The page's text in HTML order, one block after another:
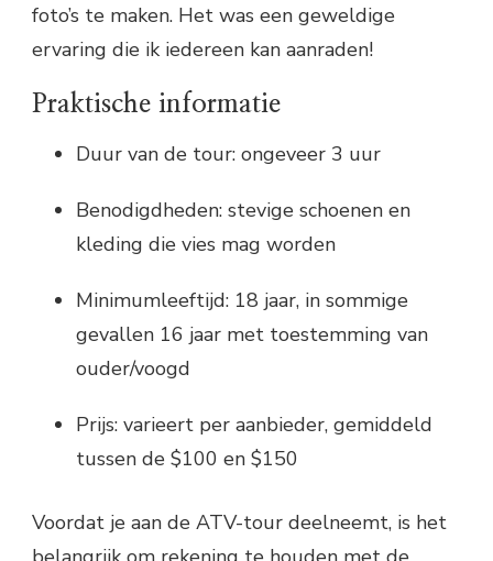
foto’s te maken. Het was een geweldige
ervaring die ik iedereen kan aanraden!
Praktische informatie
Duur van de tour: ongeveer 3 uur
Benodigdheden: stevige schoenen en
kleding die vies mag worden
Minimumleeftijd: 18 jaar, in sommige
gevallen 16 jaar met toestemming van
ouder/voogd
Prijs: varieert per aanbieder, gemiddeld
tussen de $100 en $150
Voordat je aan de ATV-tour deelneemt, is het